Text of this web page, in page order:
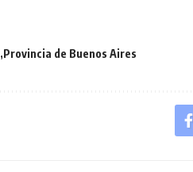
Provincia de Buenos Aires